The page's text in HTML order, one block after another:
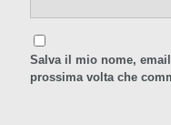
Salva il mio nome,
prossima volta che